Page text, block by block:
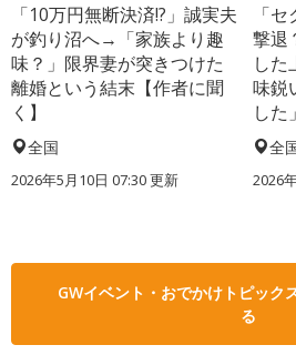
「10万円無断決済!?」誠実夫
が釣り沼へ→「家族より趣
味？」限界妻が突きつけた
離婚という結末【作者に聞
く】
全国
2026年5月10日 07:30 更新
「
撃退
した
味鋭
した
全
2026
GWイベント・おでかけトピック
る